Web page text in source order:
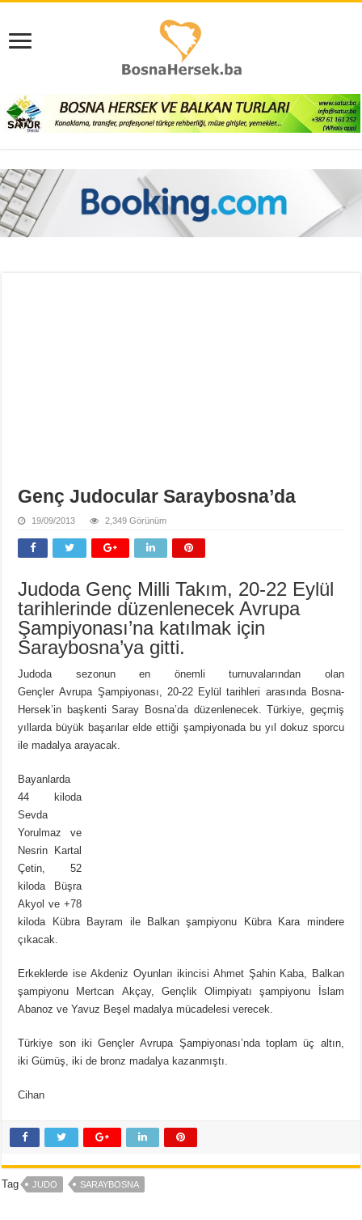
Genç Judocular Saraybosna’da
19/09/2013 2,349 Görünüm
Judoda Genç Milli Takım, 20-22 Eylül
tarihlerinde düzenlenecek Avrupa
Şampiyonası’na katılmak için
Saraybosna’ya gitti.
Judoda sezonun en önemli turnuvalarından olan
Gençler Avrupa Şampiyonası, 20-22 Eylül tarihleri arasında Bosna-
Hersek’in başkenti Saray Bosna’da düzenlenecek. Türkiye, geçmiş
yıllarda büyük başarılar elde ettiği şampiyonada bu yıl dokuz sporcu
ile madalya arayacak.
Bayanlarda
44 kiloda
Sevda
Yorulmaz ve
Nesrin Kartal
Çetin, 52
kiloda Büşra
Akyol ve +78
kiloda Kübra Bayram ile Balkan şampiyonu Kübra Kara mindere
çıkacak.
Erkeklerde ise Akdeniz Oyunları ikincisi Ahmet Şahin Kaba, Balkan
şampiyonu Mertcan Akçay, Gençlik Olimpiyatı şampiyonu İslam
Abanoz ve Yavuz Beşel madalya mücadelesi verecek.
Türkiye son iki Gençler Avrupa Şampiyonası’nda toplam üç altın,
iki Gümüş, iki de bronz madalya kazanmıştı.
Cihan
Tag JUDO SARAYBOSNA